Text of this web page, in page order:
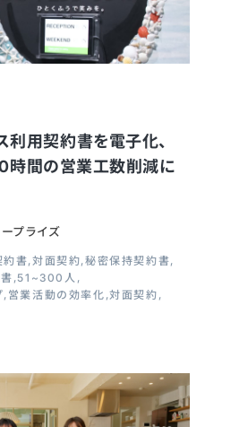
用契約書を電子化、
時間の営業工数削減に
プライズ
約書 対面契約 秘密保持契約書
51~300人
営業活動の効率化 対面契約